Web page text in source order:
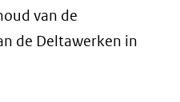
van de
de Deltawerken in